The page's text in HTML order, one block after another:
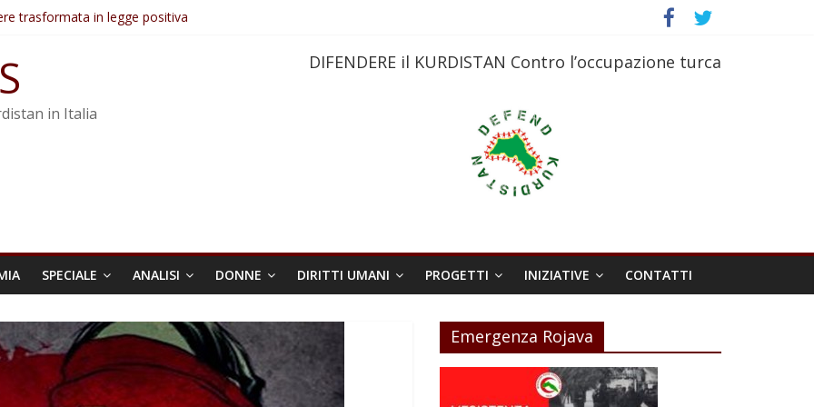
trasformata in legge positiva
sotto minaccia
ostacolerebbe l’attuazione della legge
di guerra dell’Iran
in Italia
DIFENDERE il KURDISTAN Contro l’occupazione turca
SPECIALE ANALISI DONNE DIRITTI UMANI PROGETTI INIZIATIVE CONTATTI
Emergenza Rojava